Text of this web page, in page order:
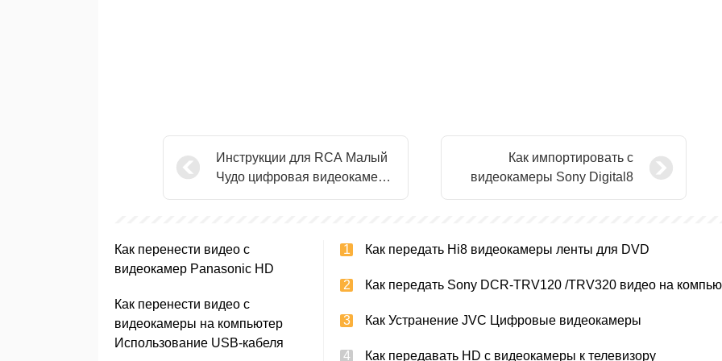
Инструкции для RCA Малый
Чудо цифровая видеокамера
HD
Как импортировать с
видеокамеры Sony Digital8
Как перенести видео с
видеокамер Panasonic HD
Как перенести видео с
видеокамеры на компьютер
Использование USB-кабеля
Как передать Hi8 видеокамеры ленты для DVD
Как Устранение JVC Цифровые видеокамеры
Как передавать HD с видеокамеры к телевизору